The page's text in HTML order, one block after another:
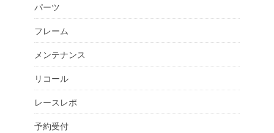
パーツ
フレーム
メンテナンス
リコール
レースレポ
予約受付